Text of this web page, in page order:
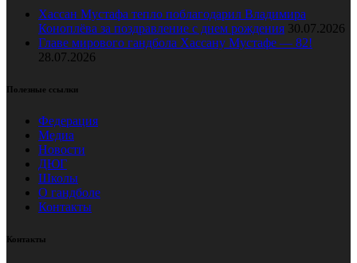
Хассан Мустафа тепло поблагодарил Владимира
Коноплёва за поздравление с днем рождения 30.07.2026
Главе мирового гандбола Хассану Мустафе — 82!
28.07.2026
Полезные ссылки
Федерация
Медиа
Новости
ДЮГ
Школы
О гандболе
Контакты
Контакты